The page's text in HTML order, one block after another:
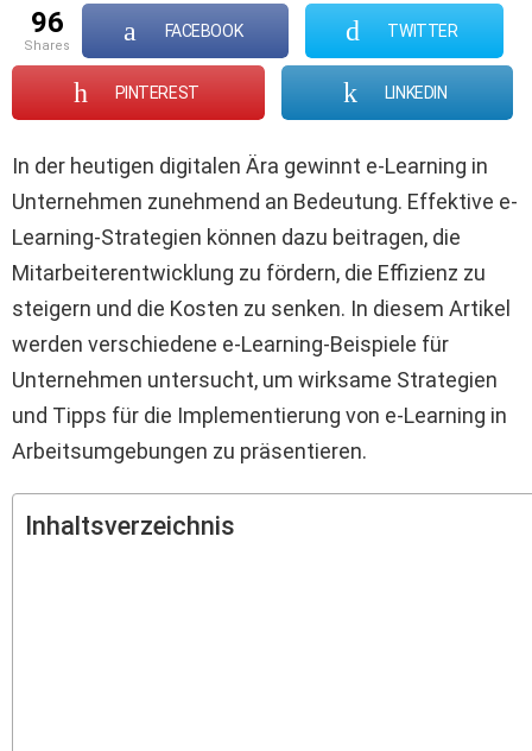
96
shares
FACEBOOK TWITTER
PINTEREST LINKEDIN
In der heutigen digitalen Ära gewinnt e-Learning in
Unternehmen zunehmend an Bedeutung. Effektive e-
Learning-Strategien können dazu beitragen, die
Mitarbeiterentwicklung zu fördern, die Effizienz zu
steigern und die Kosten zu senken. In diesem Artikel
werden verschiedene e-Learning-Beispiele für
Unternehmen untersucht, um wirksame Strategien
und Tipps für die Implementierung von e-Learning in
Arbeitsumgebungen zu präsentieren.
Inhaltsverzeichnis